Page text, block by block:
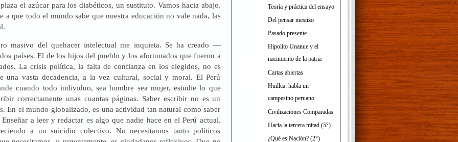
el azúcar para los diabéticos, un sustituto. Vamos hacia abajo.
a que todo el mundo sabe que nuestra educación no vale nada, las
masivo del quehacer intelectual me inquieta. Se ha creado —
países. El de los hijos del pueblo y los afortunados que fueron a
La crisis política, la falta de confianza en los elegidos, no es
una vasta decadencia, a la vez cultural, social y moral. El Perú
cuando todo individuo, sea hombre sea mujer, estudie lo que
correctamente unas cuantas páginas. Saber escribir no es un
En el mundo globalizado, es una actividad tan natural como saber
a leer y redactar es algo que nadie hace en el Perú actual.
a un suicidio colectivo. No necesitamos tanto políticos
Teoría y práctica del ensayo
Del pensar mestizo
Pasado presente
Hipolito Unanue y el
nacimiento de la patria
Cartas abiertas
Huillca: habla un
campesino peruano
Civilizaciones Comparadas
Hacia la tercera mitad (5°)
¿Qué es Nación? (2°)